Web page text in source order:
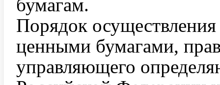
бумагам.
Порядок
ценными бумагами,
управляющего